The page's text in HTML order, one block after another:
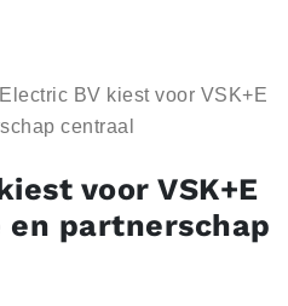
BV kiest voor VSK+E
centraal
voor VSK+E
en partnerschap